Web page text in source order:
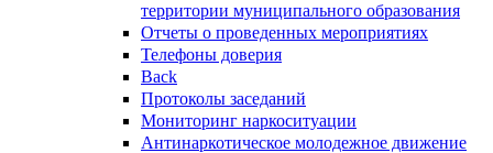
территории муниципального образования
Отчеты о проведенных мероприятиях
Телефоны доверия
Back
Протоколы заседаний
Мониторинг наркоситуации
Антинаркотическое молодежное движение